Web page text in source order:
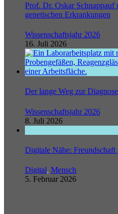
Prof. Dr. Oskar Schnappauf
genetischen Erkrankungen
Wissenschaftsjahr 2026
16. Juli 2026
Der lange Weg zur
Wissenschaftsjahr 2026
8. Juli 2026
Digitale Nähe:
Digital, Mensch
5. Februar 2026